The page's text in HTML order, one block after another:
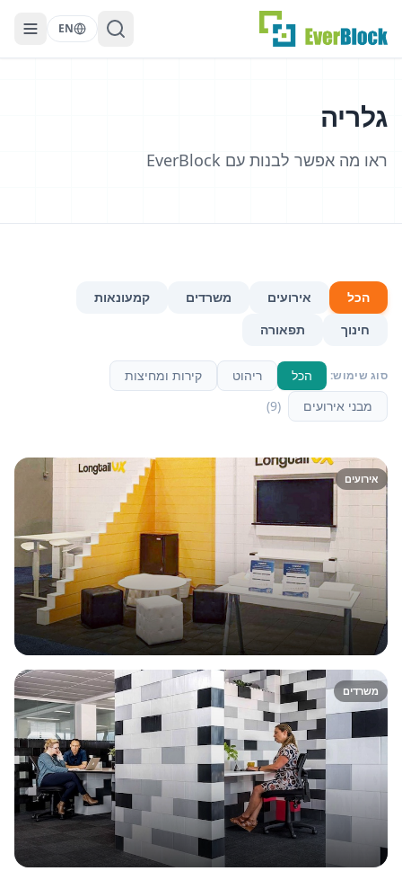
EN
גלריה
ראו מה אפשר לבנות עם EverBlock
הכל אירועים משרדים
קמעונאות
חינוך
תפאורה
סוג שימוש: הכל ריהוט
קירות ומחיצות
מבני אירועים
(
9
)
אירועים
משרדים